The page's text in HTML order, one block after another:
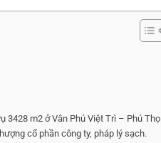
3428 m2 ở Vân Phú Việt Trì – Phú Thọ
cổ phần công ty, pháp lý sạch.